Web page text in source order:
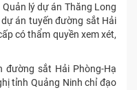
lý dự án Thăng Long
án tuyến đường sắt Hải
có thẩm quyền xem xét,
sắt Hải Phòng-Hạ
tỉnh Quảng Ninh chỉ đạo